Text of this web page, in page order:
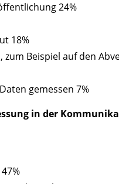
24%
18%
Beispiel auf den
gemessen 7%
in der